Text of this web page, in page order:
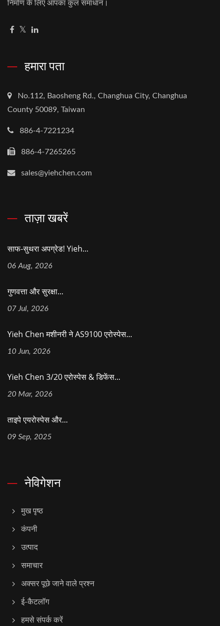
निर्माण के लिए आपका कुल समाधान।
हमारा पता
No.112, Baosheng Rd., Changhua City, Changhua
County 50089, Taiwan
886-4-7221234
886-4-7265265
sales@yiehchen.com
ताज़ा खबरें
साफ-सुथरा अपग्रेड! Yieh...
06 Aug, 2026
गुणवत्ता और सुरक्षा...
07 Jul, 2026
Yieh Chen मशीनरी ने AS9100 एरोस्पेस...
10 Jun, 2026
Yieh Chen 3/20 एरोस्पेस & डिफेंस...
20 Mar, 2026
ताइपे एयरोस्पेस और...
09 Sep, 2025
नेविगेशन
मुख पृष्ठ
कंपनी
उत्पाद
समाचार
अक्सर पूछे जाने वाले प्रश्न
ई-कैटलॉग
हमसे संपर्क करें